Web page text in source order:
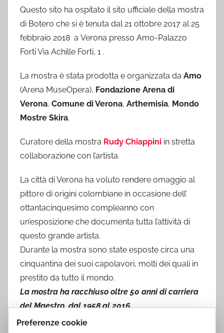
Questo sito ha ospitato il sito ufficiale della mostra
di Botero che si è tenuta dal 21 ottobre 2017 al 25
febbraio 2018 a Verona presso Amo-Palazzo
Forti Via Achille Forti, 1 .
La mostra è stata prodotta e organizzata da Amo
(Arena MuseOpera), Fondazione Arena di
Verona, Comune di Verona, Arthemisia, Mondo
Mostre Skira.
Curatore della mostra Rudy Chiappini in stretta
collaborazione con l’artista.
La città di Verona ha voluto rendere omaggio al
pittore di origini colombiane in occasione dell’
ottantacinquesimo compleanno con
un’esposizione che documenta tutta l’attività di
questo grande artista.
Durante la mostra sono state esposte circa una
cinquantina dei suoi capolavori, molti dei quali in
prestito da tutto il mondo.
La mostra ha racchiuso oltre 50 anni di carriera
del Maestro, dal 1958 al 2016.
Preferenze cookie